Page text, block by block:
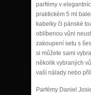
parfémy v
praktickém 5 ml
kabelky či pánské
oblíbenou vůni
zakoupení setu s
si můžete sami
několik vybraných
vaší nálady nebo
Parfémy Daniel